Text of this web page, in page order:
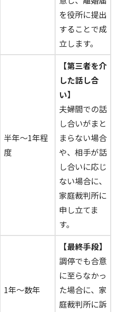
を役所に提出
することで成
立します。
半年～1年程
度
【第三者を介
した話し合
い】
夫婦間での話
し合いがまと
まらない場合
や、相手が話
し合いに応じ
ない場合に、
家庭裁判所に
申し立てま
す。
1年～数年
【最終手段】
調停でも合意
に至らなかっ
た場合に、家
庭裁判所に訴